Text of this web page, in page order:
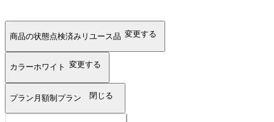
商品の状態点検済みリユース品 変更する
カラーホワイト 変更する
プラン 月額制プラン 閉じる